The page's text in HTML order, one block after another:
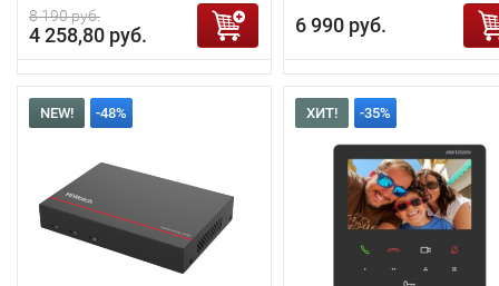
8 190 руб.
4 258,80 руб. 6 990 руб.
NEW! -48% ХИТ! -35%